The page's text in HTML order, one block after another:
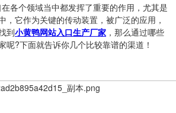
各个领域当中都发挥了重要的作用，尤其是
，它作为关键的传动装置，被广泛的应用，
到小黄鸭网站入口生产厂家 ， 那么通过哪些
呢?下面就告诉你几个比较靠谱的渠道！